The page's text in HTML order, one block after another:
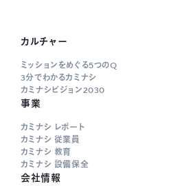
カルチャー
ミッションをめぐる5つのQ
3分でわかるカミナシ
カミナシビジョン2030
事業
カミナシ レポート
カミナシ 従業員
カミナシ 教育
カミナシ 設備保全
会社情報